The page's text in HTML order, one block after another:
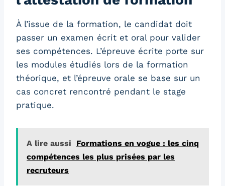
À l’issue de la formation, le candidat doit
passer un examen écrit et oral pour valider
ses compétences. L’épreuve écrite porte sur
les modules étudiés lors de la formation
théorique, et l’épreuve orale se base sur un
cas concret rencontré pendant le stage
pratique.
A lire aussi
Formations en vogue : les cinq
compétences les plus prisées par les
recruteurs